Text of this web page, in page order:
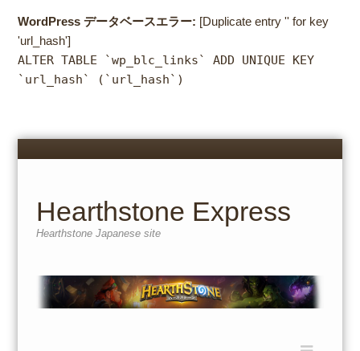
WordPress データベースエラー: [Duplicate entry '' for key
'url_hash']
ALTER TABLE `wp_blc_links` ADD UNIQUE KEY
`url_hash` (`url_hash`)
Menu
Hearthstone Express
Hearthstone Japanese site